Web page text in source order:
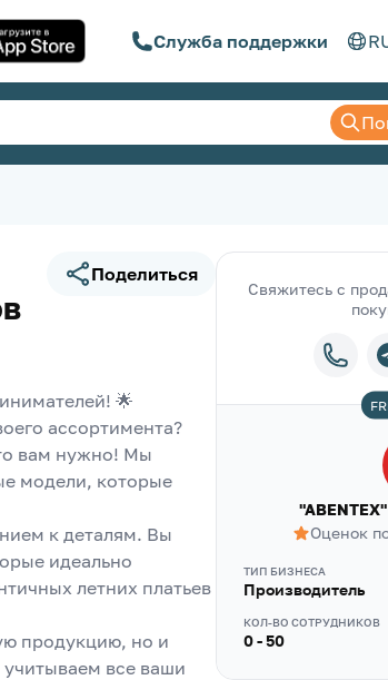
Служба поддержки
Поделиться
🌟
ассортимента?
вам нужно! Мы
модели, которые
к деталям. Вы
идеально
летних платьев
продукцию, но и
все ваши
Свяжитесь с
Оценок
ТИП БИЗНЕСА
Производитель
КОЛ-ВО СОТРУДНИКОВ
0 - 50